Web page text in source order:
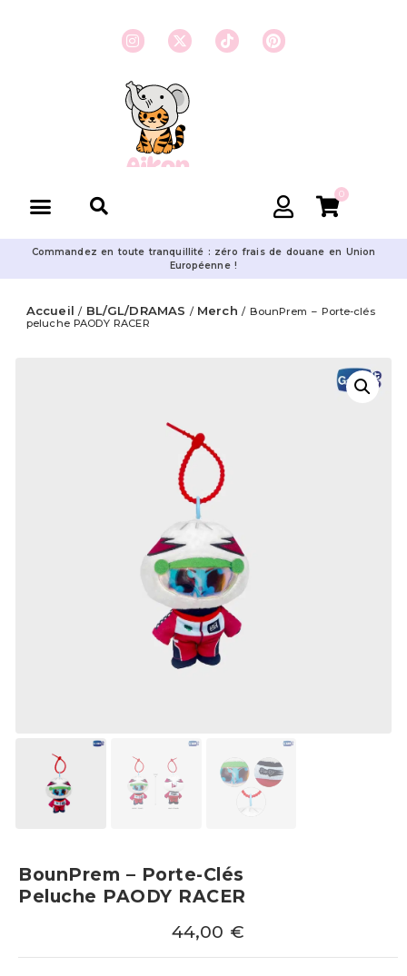
0
Commandez en toute tranquillité : zéro frais de douane en Union
Européenne !
Accueil / BL/GL/DRAMAS / Merch / BounPrem – Porte-clés
peluche PAODY RACER
BounPrem – Porte-Clés
Peluche PAODY RACER
44,00 €